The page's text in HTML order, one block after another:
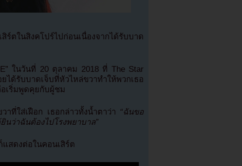
ตในสิงคโปร์ไปก่อนเนื่องจากได้รับบาด
ในวันที่ 20 ตุลาคม 2018 ที่ The Star
ได้รับบาดเจ็บที่หัวไหล่ขวาทำให้พวกเธอ
เริ่มพูดคุยกับผู้ชม
ที่ใส่เฝือก เธอกล่าวทั้งน้ำตาว่า “ฉันขอ
ว่าฉันต้องไปโรงพยาบาล”
แสดงต่อในคอนเสิร์ต